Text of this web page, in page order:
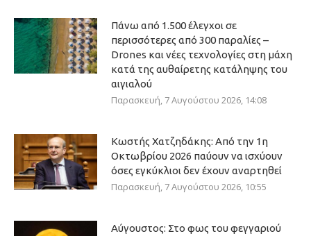
Πάνω από 1.500 έλεγχοι σε
περισσότερες από 300 παραλίες –
Drones και νέες τεχνολογίες στη μάχη
κατά της αυθαίρετης κατάληψης του
αιγιαλού
Παρασκευή, 7 Αυγούστου 2026, 14:08
Κωστής Χατζηδάκης: Από την 1η
Οκτωβρίου 2026 παύουν να ισχύουν
όσες εγκύκλιοι δεν έχουν αναρτηθεί
Παρασκευή, 7 Αυγούστου 2026, 10:55
Αύγουστος: Στο φως του φεγγαριού